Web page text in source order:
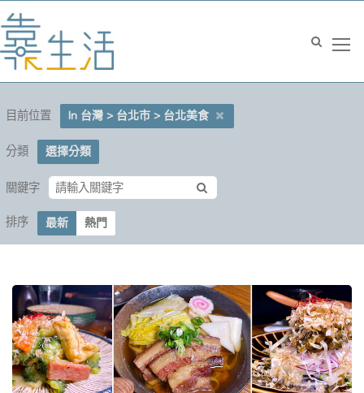
目前位置 In 台灣 > 台北市 > 台北美食
分類 選擇分類
關鍵字
排序 最新 熱門